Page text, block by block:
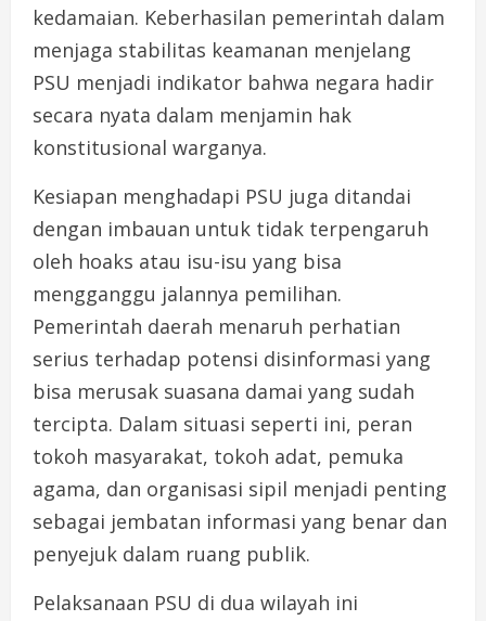
kedamaian. Keberhasilan pemerintah dalam
menjaga stabilitas keamanan menjelang
PSU menjadi indikator bahwa negara hadir
secara nyata dalam menjamin hak
konstitusional warganya.
Kesiapan menghadapi PSU juga ditandai
dengan imbauan untuk tidak terpengaruh
oleh hoaks atau isu-isu yang bisa
mengganggu jalannya pemilihan.
Pemerintah daerah menaruh perhatian
serius terhadap potensi disinformasi yang
bisa merusak suasana damai yang sudah
tercipta. Dalam situasi seperti ini, peran
tokoh masyarakat, tokoh adat, pemuka
agama, dan organisasi sipil menjadi penting
sebagai jembatan informasi yang benar dan
penyejuk dalam ruang publik.
Pelaksanaan PSU di dua wilayah ini